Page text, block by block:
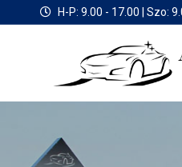
H-P: 9.00 - 17.00 | Szo: